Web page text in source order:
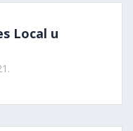
Local u